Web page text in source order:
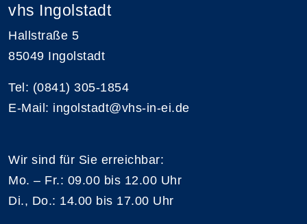
vhs Ingolstadt
Hallstraße 5
85049 Ingolstadt
Tel: (0841) 305-1854
E-Mail: ingolstadt@vhs-in-ei.de
Wir sind für Sie erreichbar:
Mo. – Fr.: 09.00 bis 12.00 Uhr
Di., Do.: 14.00 bis 17.00 Uhr